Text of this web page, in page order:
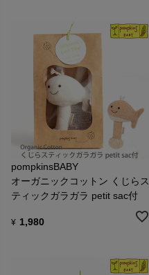
pompkinsBABY
オーガニックコットン くじらス
ティックガラガラ petit sac付
¥ 1,980